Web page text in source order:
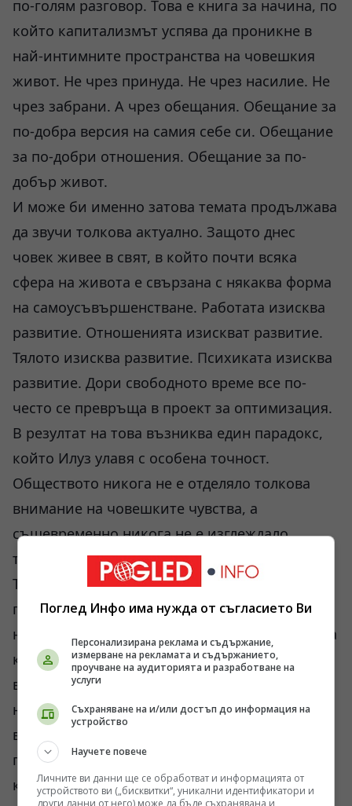
по-голям разговор. Това е книга за начина, по
който капитализмът успява да проникне в
най-интимните пространства на човешкия
живот. Не чрез принуда. Не чрез насилие. Не
чрез забрани. А чрез обещания. Обещание за
по-добра версия на самия себе си. Обещание
за по-добри отношения. Обещание за по-
добър живот.
И може би именно затова темата продължава
да звучи толкова актуално. Защото днес
човек живее в свят, в който почти всяка
сфера на живота е свързана с някаква форма
на самоусъвършенстване. Работата изисква
развитие. Отношенията изискват развитие.
Тялото изисква развитие. Психиката изисква
развитие. Дори свободното време все по-
често се превръща в проект за оптимизация.
В резултат на това възниква един парадокс,
който Илуз улавя с особена точност.
Обществото никога не е отделяло толкова
внимание на човешките чувства, а
същевременно никога не е изглеждало
толкова тревожно, несигурно и самотно.
Това противоречие няма просто
психологически характер. То е свързано с
начина, по който функционира съвременната
култура. Защото когато човек започне да
възприема себе си като проект, всяка
неуспешна връзка, всяко разочарование и
всяка житейска криза лесно могат да бъдат
преживени като личен провал. В един свят,
който постоянно говори за избор,
Поглед Инфо има нужда от съгласието Ви
Персонализирана реклама и съдържание,
измерване на рекламата и съдържанието,
проучване на аудиторията и разработване на
услуги
Съхраняване на и/или достъп до информация на
устройство
Научете повече
Личните ви данни ще се обработват и информацията от
устройството ви („бисквитки“, уникални идентификатори и
други данни от него) може да бъде съхранявана и